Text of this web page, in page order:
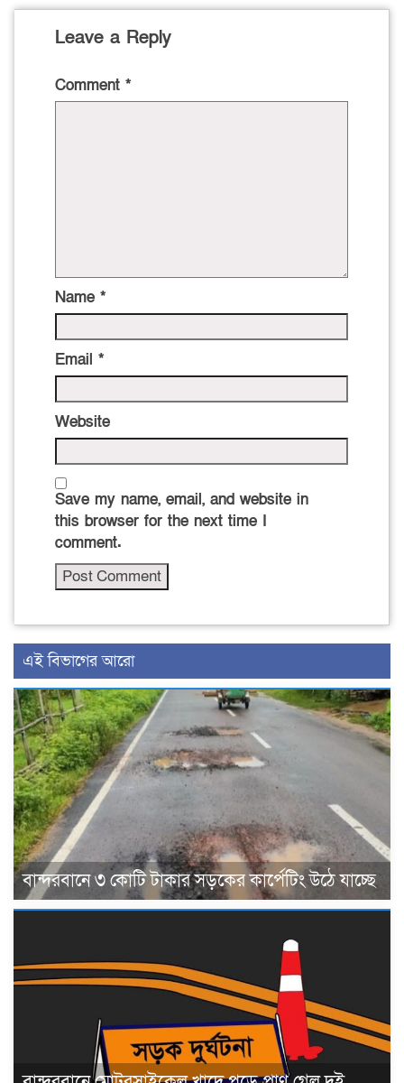
Leave a Reply
Comment *
Name *
Email *
Website
Save my name, email, and website in
this browser for the next time I
comment.
এই বিভাগের আরো
বান্দরবানে ৩ কোটি টাকার সড়কের কার্পেটিং উঠে যাচ্ছে